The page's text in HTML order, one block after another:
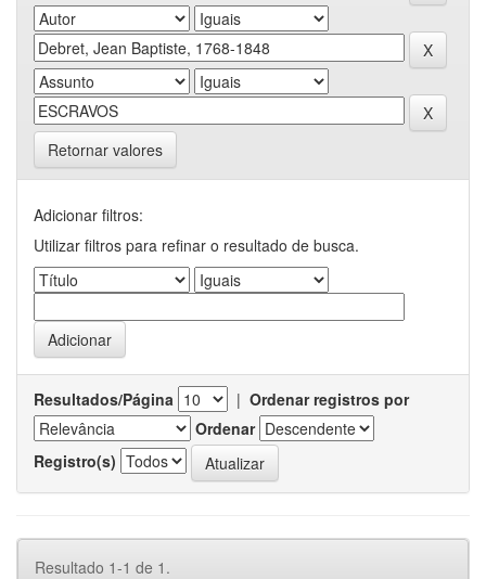
Retornar valores
Adicionar filtros:
Utilizar filtros para refinar o resultado de busca.
Resultados/Página | Ordenar registros por
Ordenar
Registro(s)
Resultado 1-1 de 1.